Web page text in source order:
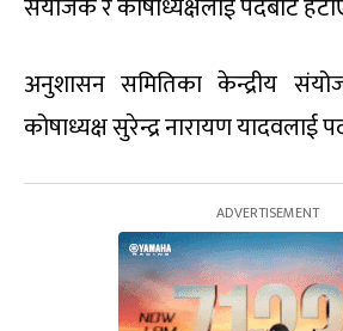
संयोजक र कोषाध्यक्षलाई पदबाट
अनुशासन समितिका केन्द्रीय
कोषाध्यक्ष सुरेन्द्र नारायण यादवलाई